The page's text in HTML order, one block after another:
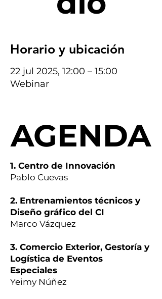
Horario y ubicación
22 jul 2025, 12:00 – 15:00
Webinar
AGENDA
AGENDA
1. Centro de Innovación
Pablo Cuevas
2. Entrenamientos técnicos y
Diseño gráfico del CI
Marco Vázquez
3. Comercio Exterior, Gestoría y
Logística de Eventos
Especiales
Yeimy Núñez